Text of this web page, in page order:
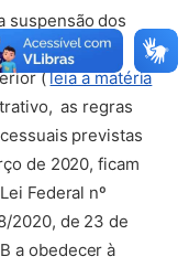
suspensão dos
havia sido
(leia a matéria
as regras
previstas
de 2020, ficam
Federal nº
2020, de 23 de
a obedecer à